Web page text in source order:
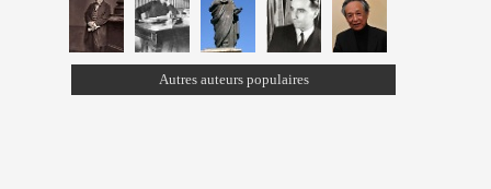
Autres auteurs populaires